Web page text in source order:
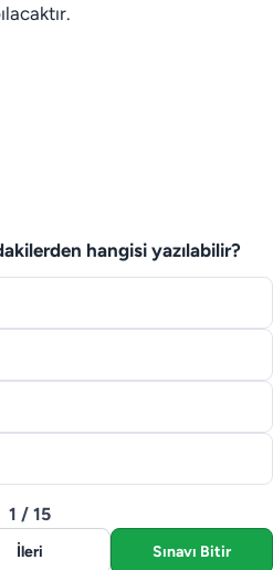
hangisi yazılabilir?
1 / 15
İleri Sınavı Bitir